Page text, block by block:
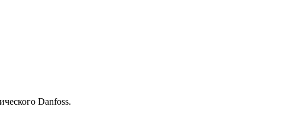
Danfoss.